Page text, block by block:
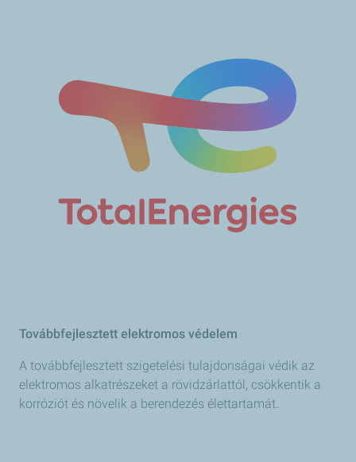
Továbbfejlesztett elektromos védelem
A továbbfejlesztett szigetelési tulajdonságai védik az
elektromos alkatrészeket a rövidzárlattól, csökkentik a
korróziót és növelik a berendezés élettartamát.